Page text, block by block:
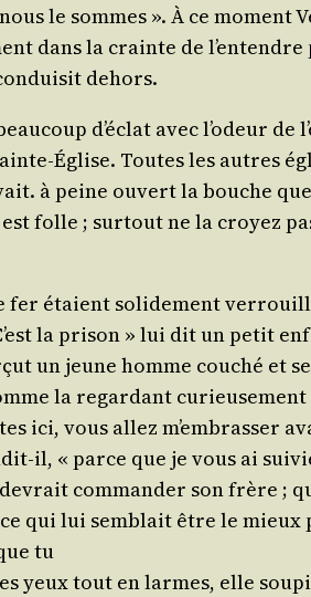
le sommes ». À ce moment
dans la crainte de
dehors.
d’é­clat avec l’o­deur de
Église. Toutes les autres
à peine ouvert la bouche
folle ; sur­tout ne la croyez
fer étaient soli­de­ment
la pri­son » lui dit un petit
un jeune homme cou­ché et
la regar­dant
ici, vous allez m’embrasser
il, « parce que je vous ai
devrait com­man­der son frère ;
qui lui sem­blait être le mieux
tu
yeux tout en larmes, elle